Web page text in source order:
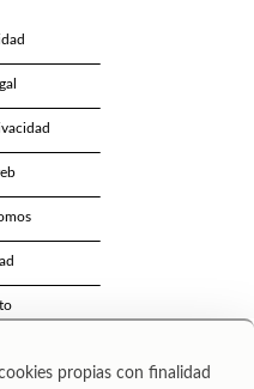
propias con finalidad